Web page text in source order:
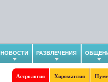
НОВОСТИ РАЗВЛЕЧЕНИЯ
Астрология Хиромантия